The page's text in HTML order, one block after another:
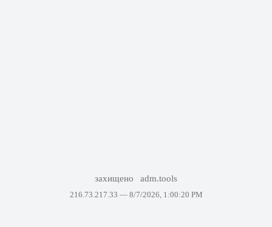
захищено adm.tools
216.73.217.33 — 8/7/2026, 1:00:20 PM